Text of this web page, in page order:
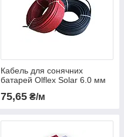
Кабель для сонячних
батарей Olflex Solar 6.0 мм
75,65 ₴/м